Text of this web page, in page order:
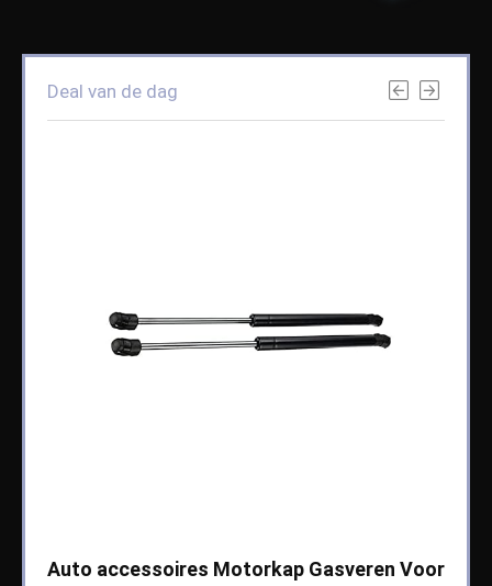
Deal van de dag
Auto accessoires Motorkap Gasveren Voor